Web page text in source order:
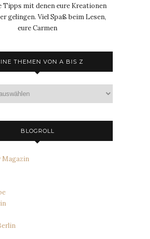
Tipps mit denen eure Kreationen
gelingen. Viel Spaß beim Lesen,
eure Carmen
THEMEN VON A BIS Z
BLOGROLL
Magazin